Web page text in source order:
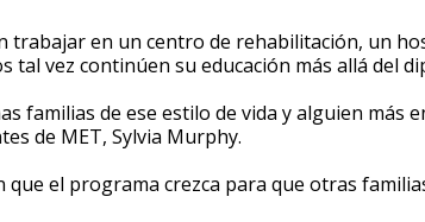
trabajar en un centro de rehabilitación, un
tal vez continúen su educación más allá del
familias de ese estilo de vida y alguien más
de MET, Sylvia Murphy.
el programa crezca para que otras